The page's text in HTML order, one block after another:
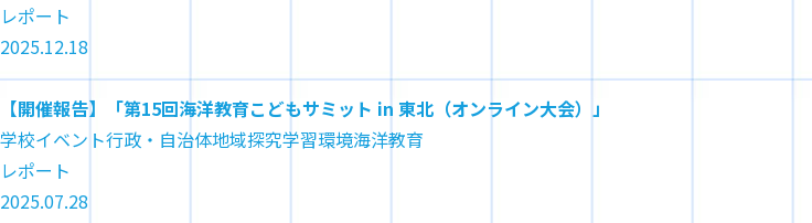
レポート
2025.12.18
【開催報告】「第15回海洋教育こどもサミット in 東北（オンライン大会）」
学校イベント行政・自治体地域探究学習環境海洋教育
レポート
2025.07.28